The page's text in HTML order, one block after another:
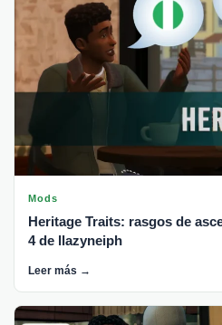
Mods
Heritage Traits: rasgos de
4 de llazyneiph
Leer más →